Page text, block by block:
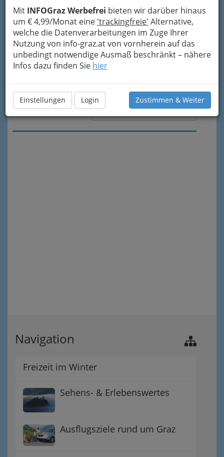
Mit INFOGraz Werbefrei bieten wir darüber hinaus
um € 4,99/Monat eine 'trackingfreie' Alternative,
welche die Datenverarbeitungen im Zuge Ihrer
Nutzung von info-graz.at von vornherein auf das
unbedingt notwendige Ausmaß beschränkt – nähere
Infos dazu finden Sie hier
Einstellungen Login Zustimmen & Weiter
Meine Nachricht senden
Navigation
Freizeit im Winter
Sehens- & Erlebenswertes
Ausflugsziele rund um Graz